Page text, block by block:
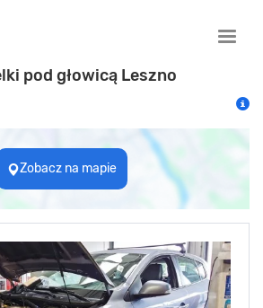
Toggle
pod głowicą Leszno
Zobacz na mapie